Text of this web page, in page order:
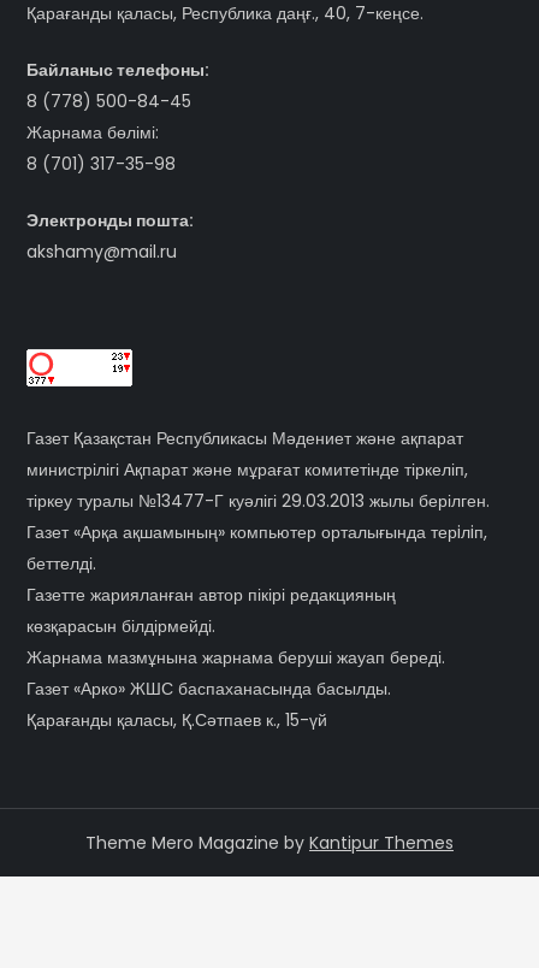
Қарағанды қаласы, Республика даңғ., 40, 7-кеңсе.
Байланыс телефоны:
8 (778) 500-84-45
Жарнама бөлімі:
8 (701) 317-35-98
Электронды пошта:
akshamy@mail.ru
Газет Қазақстан Республикасы Мәдениет және ақпарат
министрілігі Ақпарат және мұрағат комитетінде тіркеліп,
тіркеу туралы №13477-Г куәлігі 29.03.2013 жылы берілген.
Газет «Арқа ақшамының» компьютер орталығында терiлiп,
беттелді.
Газетте жарияланған автор пікірі редакцияның
көзқарасын білдірмейді.
Жарнама мазмұнына жарнама беруші жауап береді.
Газет «Арко» ЖШС баспаханасында басылды.
Қарағанды қаласы, Қ.Сәтпаев к., 15-үй
Theme Mero Magazine by Kantipur Themes